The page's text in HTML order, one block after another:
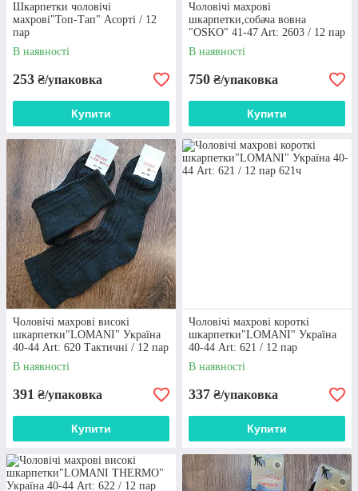
КОНСУЛЬТАЦІЇ ФАХІВЦІВ
Досвідчені менеджери знають про товари
дадуть грамотні рекомендації по вибору
БЕЗКОШТОВНА ДОСТАВКА
Оптові замовлення на суму від 5000 грн. ми
доставляємо безкоштовно по всій Україні
популярними транспортними компаніями в
мінімальні терміни
Оплата i доставка
Шкарпетки чоловічі
махрові"Топ-Тап" Асорті / 12
пар
В наявності
253 ₴/упаковка
Купити
Чоловічі махрові
шкарпетки,собача вовна
"OSKO" 41-47 Art: 2603 / 12 пар
В наявності
750 ₴/упаковка
Купити
Чоловічі махрові високі
шкарпетки"LOMANI" Україна
40-44 Art: 620 Тактичні / 12 пар
В наявності
391 ₴/упаковка
Купити
Чоловічі махрові короткі
шкарпетки"LOMANI" Україна
40-44 Art: 621 / 12 пар
В наявності
337 ₴/упаковка
Купити